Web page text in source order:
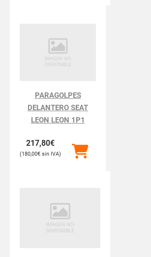
PARAGOLPES
DELANTERO SEAT
LEON LEON 1P1
217,80€
180,00€